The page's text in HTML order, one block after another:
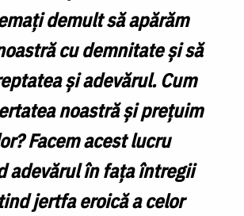
demult să apărăm
cu demnitate și să
și adevărul. Cum
noastră și prețuim
Facem acest lucru
adevărul în fața întregii
jertfa eroică a celor